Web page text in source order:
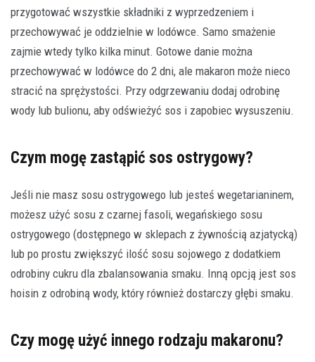
przygotować wszystkie składniki z wyprzedzeniem i
przechowywać je oddzielnie w lodówce. Samo smażenie
zajmie wtedy tylko kilka minut. Gotowe danie można
przechowywać w lodówce do 2 dni, ale makaron może nieco
stracić na sprężystości. Przy odgrzewaniu dodaj odrobinę
wody lub bulionu, aby odświeżyć sos i zapobiec wysuszeniu.
Czym mogę zastąpić sos ostrygowy?
Jeśli nie masz sosu ostrygowego lub jesteś wegetarianinem,
możesz użyć sosu z czarnej fasoli, wegańskiego sosu
ostrygowego (dostępnego w sklepach z żywnością azjatycką)
lub po prostu zwiększyć ilość sosu sojowego z dodatkiem
odrobiny cukru dla zbalansowania smaku. Inną opcją jest sos
hoisin z odrobiną wody, który również dostarczy głębi smaku.
Czy mogę użyć innego rodzaju makaronu?